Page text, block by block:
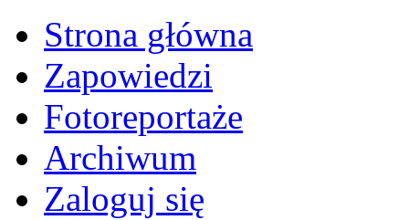
Strona główna
Zapowiedzi
Fotoreportaże
Archiwum
Zaloguj się